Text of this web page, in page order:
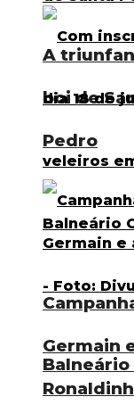
A
boi de
Pedro
Germain